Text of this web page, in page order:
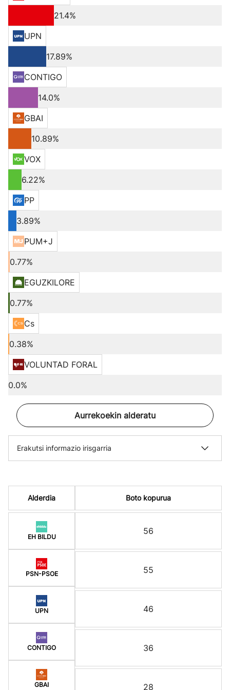
21.4%
UPN
17.89%
CONTIGO
14.0%
GBAI
10.89%
VOX
6.22%
PP
3.89%
PUM+J
0.77%
EGUZKILORE
0.77%
Cs
0.38%
VOLUNTAD FORAL
0.0%
Aurrekoekin alderatu
Erakutsi informazio irisgarria
Alderdia
EH BILDU
PSN-PSOE
UPN
CONTIGO
GBAI
Boto kopurua
56
55
46
36
28